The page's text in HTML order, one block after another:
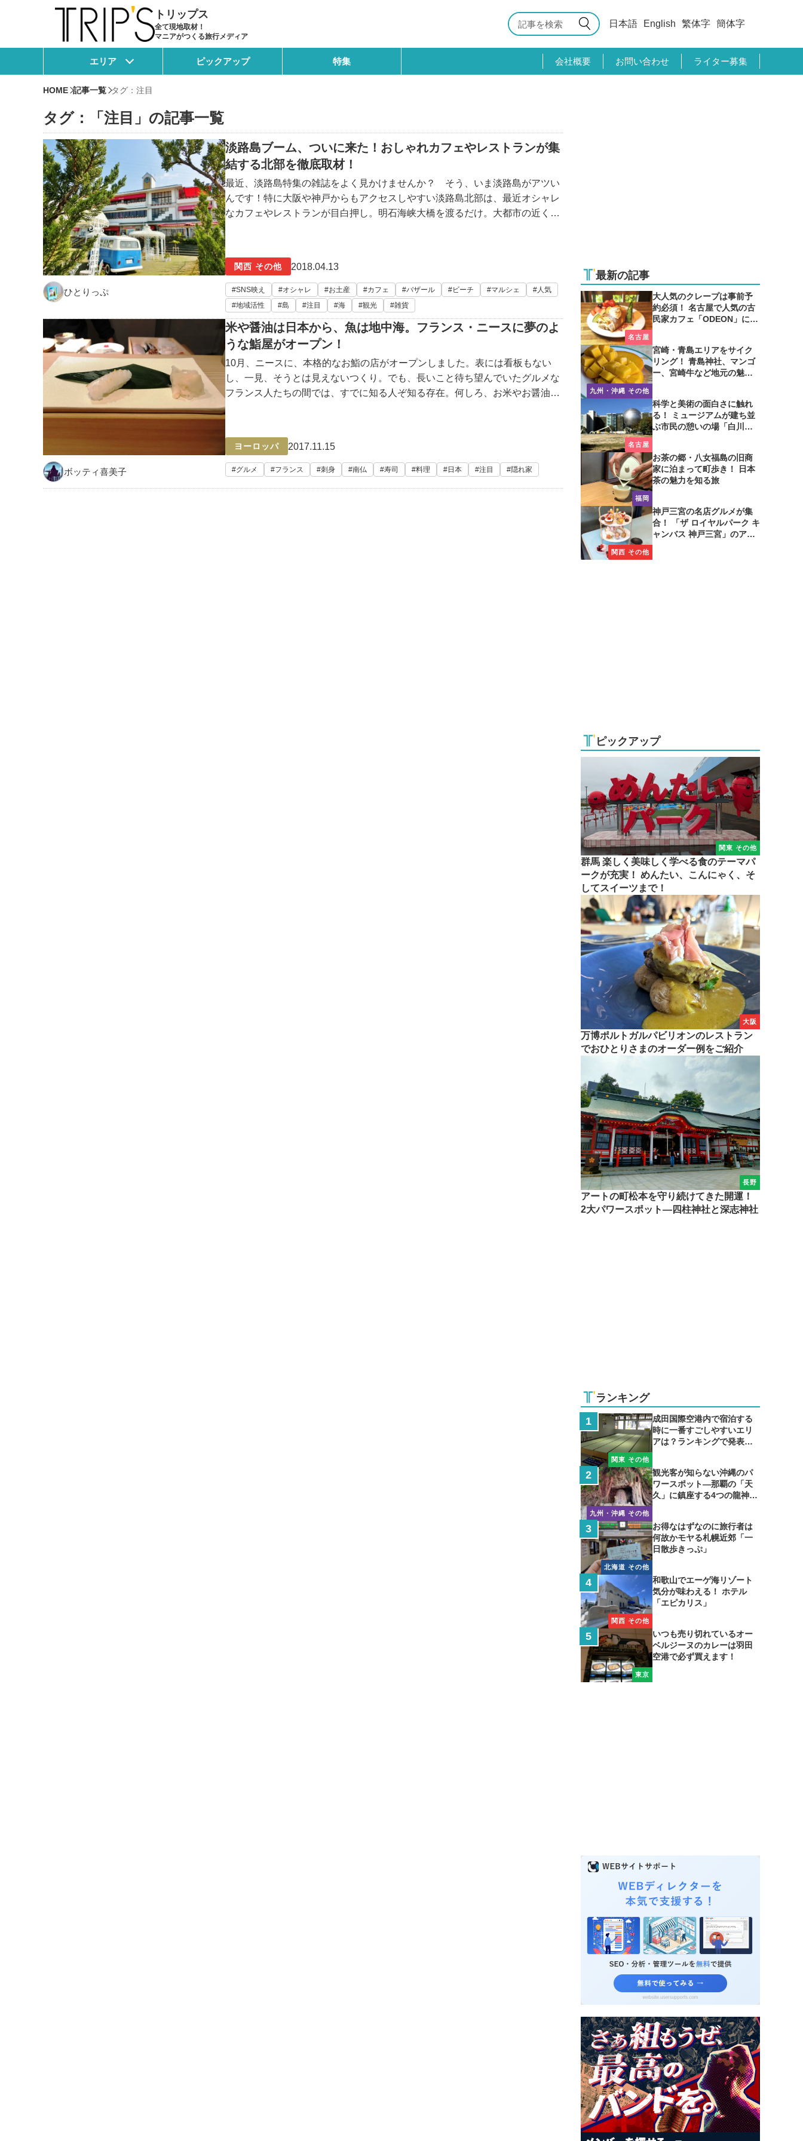
トリップス
全て現地取材！
マニアがつくる旅行メディア
日本語 English 繁体字 簡体字
エリア ピックアップ 特集 会社概要 お問い合わせ ライター募集
HOME 記事一覧 タグ：注目
タグ：「注目」の記事一覧
淡路島ブーム、ついに来た！おしゃれカフェやレストランが集
結する北部を徹底取材！
最近、淡路島特集の雑誌をよく見かけませんか？ そう、いま淡路島がアツい
んです！特に大阪や神戸からもアクセスしやすい淡路島北部は、最近オシャレ
なカフェやレストランが目白押し。明石海峡大橋を渡るだけ。大都市の近くで
島気分を手軽に満喫できる、淡路島北部をご紹介します。 (さらに…)
関西 その他 2018.04.13
ひとりっぷ SNS映え オシャレ お土産 カフェ バザール ビーチ マルシェ
人気
地域活性
島 注目 海 観光 雑貨
米や醤油は日本から、魚は地中海。フランス・ニースに夢のよ
うな鮨屋がオープン！
10月、ニースに、本格的なお鮨の店がオープンしました。表には看板もない
し、一見、そうとは見えないつくり。でも、長いこと待ち望んでいたグルメな
フランス人たちの間では、すでに知る人ぞ知る存在。何しろ、お米やお醤油・
酢などの調味料は、本場・日本から厳選されたものを取り寄せ、鮨ネタの魚介
類は目の前の地中海の
ヨーロッパ 2017.11.15
ボッティ喜美子 グルメ フランス 刺身 南仏 寿司 料理 日本 注目 隠れ家
最新の記事
名古屋
大人気のクレープは事前予
約必須！ 名古屋で人気の古
民家カフェ「ODEON」に行
九州・沖縄 その他
宮崎・青島エリアをサイク
リング！ 青島神社、マンゴ
ー、宮崎牛など地元の魅力
名古屋
科学と美術の面白さに触れ
る！ ミュージアムが建ち並
ぶ市民の憩いの場「白川公
福岡
お茶の郷・八女福島の旧商
家に泊まって町歩き！ 日本
茶の魅力を知る旅
関西 その他
神戸三宮の名店グルメが集
合！ 「ザ ロイヤルパーク キ
ャンバス 神戸三宮」のアフ
ピックアップ
関東 その他
群馬 楽しく美味しく学べる食のテーマパ
ークが充実！ めんたい、こんにゃく、そ
してスイーツまで！
大阪
万博ポルトガルパビリオンのレストラン
でおひとりさまのオーダー例をご紹介
長野
アートの町松本を守り続けてきた開運！
2大パワースポット―四柱神社と深志神社
ランキング
関東 その他
成田国際空港内で宿泊する
時に一番すごしやすいエリ
アは？ランキングで発表し
九州・沖縄 その他
観光客が知らない沖縄のパ
ワースポット―那覇の「天
久」に鎮座する4つの龍神の
北海道 その他
お得なはずなのに旅行者は
何故かモヤる札幌近郊「一
日散歩きっぷ」
関西 その他
和歌山でエーゲ海リゾート
気分が味わえる！ ホテル
「エピカリス」
東京
いつも売り切れているオー
ベルジーヌのカレーは羽田
空港で必ず買えます！